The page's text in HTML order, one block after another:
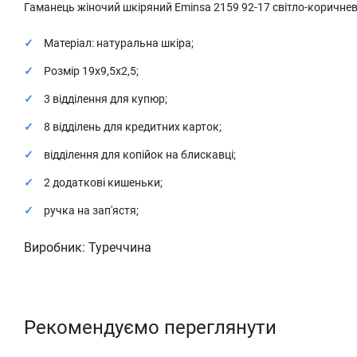
Гаманець жіночий шкіряний Eminsa 2159 92-17 світло-
Матеріал: натуральна шкіра;
Розмір 19х9,5х2,5;
3 відділення для купюр;
8 відділень для кредитних карток;
відділення для копійок на блискавці;
2 додаткові кишеньки;
ручка на зап'ястя;
Виробник: Туреччина
Рекомендуємо переглянути